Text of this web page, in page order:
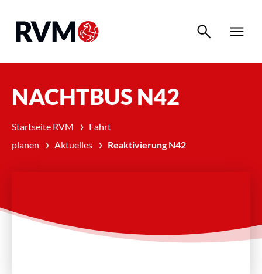
search menu
NACHTBUS N42
Startseite RVM › Fahrt
planen
› Aktuelles › Reaktivierung N42